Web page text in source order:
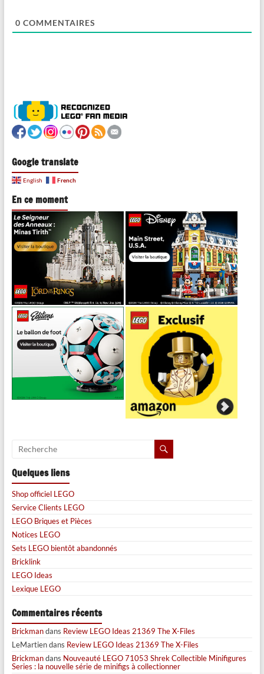
0 COMMENTAIRES
Google translate
English French
En ce moment
Quelques liens
Shop officiel LEGO
Service Clients LEGO
LEGO Briques et Pièces
Notices LEGO
Sets LEGO bientôt abandonnés
Bricklink
LEGO Ideas
Lexique LEGO
Commentaires récents
Brickmandans Review LEGO Ideas 21369 The X-Files
LeMartiendans Review LEGO Ideas 21369 The X-Files
Brickmandans Nouveauté LEGO 71053 Shrek Collectible Minifigures
Series : la nouvelle série de minifigs à collectionner